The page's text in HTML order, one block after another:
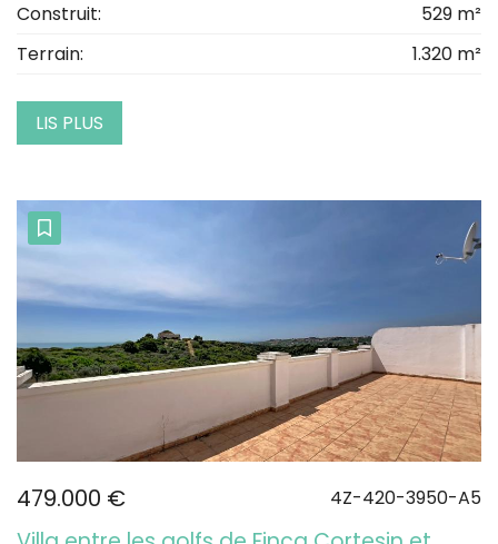
Construit:
529 m²
Terrain:
1.320 m²
LIS PLUS
479.000 € 4Z-420-3950-A5